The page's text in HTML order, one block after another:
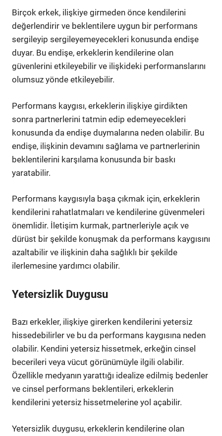
Birçok erkek, ilişkiye girmeden önce kendilerini
değerlendirir ve beklentilere uygun bir performans
sergileyip sergileyemeyecekleri konusunda endişe
duyar. Bu endişe, erkeklerin kendilerine olan
güvenlerini etkileyebilir ve ilişkideki performanslarını
olumsuz yönde etkileyebilir.
Performans kaygısı, erkeklerin ilişkiye girdikten
sonra partnerlerini tatmin edip edemeyecekleri
konusunda da endişe duymalarına neden olabilir. Bu
endişe, ilişkinin devamını sağlama ve partnerlerinin
beklentilerini karşılama konusunda bir baskı
yaratabilir.
Performans kaygısıyla başa çıkmak için, erkeklerin
kendilerini rahatlatmaları ve kendilerine güvenmeleri
önemlidir. İletişim kurmak, partnerleriyle açık ve
dürüst bir şekilde konuşmak da performans kaygısını
azaltabilir ve ilişkinin daha sağlıklı bir şekilde
ilerlemesine yardımcı olabilir.
Yetersizlik Duygusu
Bazı erkekler, ilişkiye girerken kendilerini yetersiz
hissedebilirler ve bu da performans kaygısına neden
olabilir. Kendini yetersiz hissetmek, erkeğin cinsel
becerileri veya vücut görünümüyle ilgili olabilir.
Özellikle medyanın yarattığı idealize edilmiş bedenler
ve cinsel performans beklentileri, erkeklerin
kendilerini yetersiz hissetmelerine yol açabilir.
Yetersizlik duygusu, erkeklerin kendilerine olan